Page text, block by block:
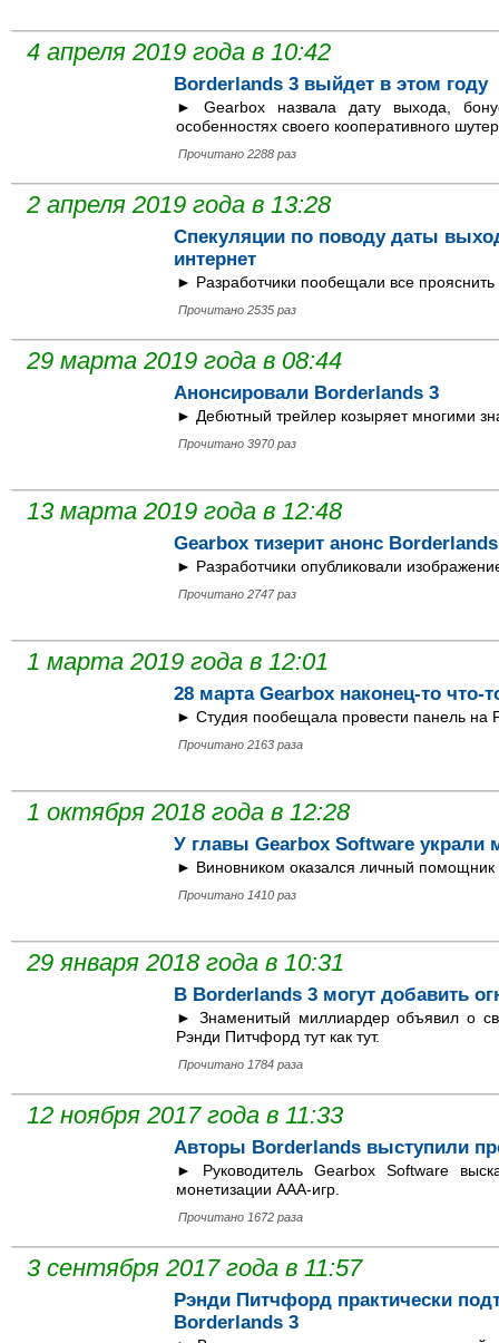
4 апреля 2019 года в 10:42
Borderlands 3 выйдет в этом году
► Gearbox назвала дату выхода,
особенностях своего кооперативного
Прочитано 2288 раз
2 апреля 2019 года в 13:28
Спекуляции по поводу даты
интернет
► Разработчики пообещали все
Прочитано 2535 раз
29 марта 2019 года в 08:44
Анонсировали Borderlands 3
► Дебютный трейлер козыряет многими
Прочитано 3970 раз
13 марта 2019 года в 12:48
Gearbox тизерит анонс
► Разработчики опубликовали
Прочитано 2747 раз
1 марта 2019 года в 12:01
28 марта Gearbox наконец-то что-
► Студия пообещала провести панель на
Прочитано 2163 раза
1 октября 2018 года в 12:28
У главы Gearbox Software
► Виновником оказался личный
Прочитано 1410 раз
29 января 2018 года в 10:31
В Borderlands 3 могут добавить
► Знаменитый миллиардер объявил о
Рэнди Питчфорд тут как тут.
Прочитано 1784 раза
12 ноября 2017 года в 11:33
Авторы Borderlands выступили
► Руководитель Gearbox Software
монетизации ААА-игр.
Прочитано 1672 раза
3 сентября 2017 года в 11:57
Рэнди Питчфорд практически
Borderlands 3